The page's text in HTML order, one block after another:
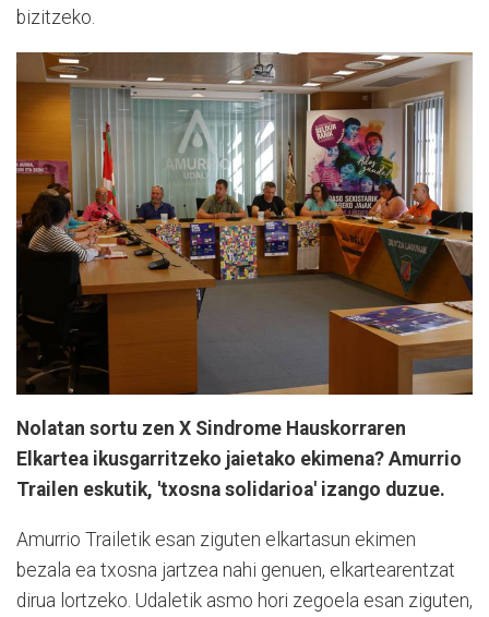
bizitzeko.
Nolatan sortu zen X Sindrome Hauskorraren
Elkartea ikusgarritzeko jaietako ekimena? Amurrio
Trailen eskutik, 'txosna solidarioa' izango duzue.
Amurrio Trailetik esan ziguten elkartasun ekimen
bezala ea txosna jartzea nahi genuen, elkartearentzat
dirua lortzeko. Udaletik asmo hori zegoela esan ziguten,